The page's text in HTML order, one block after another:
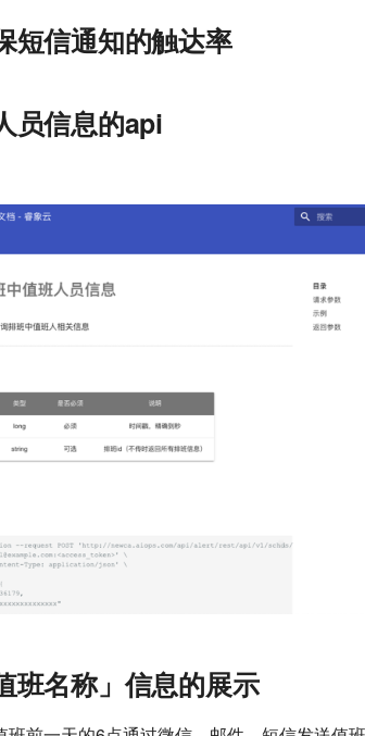
短信通知的触达率
员信息的api
班名称」信息的展示